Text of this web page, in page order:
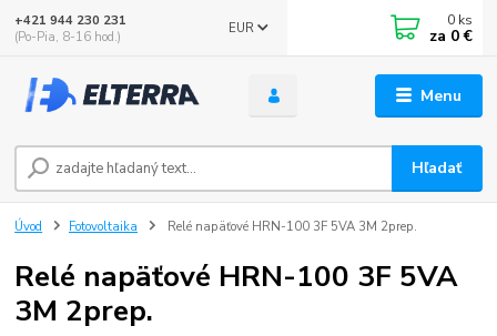
Menu
EUR
Hľadať
+421 944 230 231
(Po-Pia, 8-16 hod.)
0 ks
za 0 €
Úvod Fotovoltaika Relé napäťové HRN-100 3F 5VA 3M 2prep.
Relé napäťové HRN-100 3F 5VA
3M 2prep.